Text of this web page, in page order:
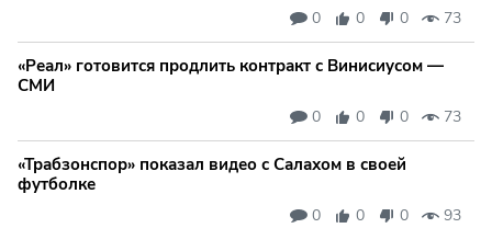
0 0 0 73
«Реал» готовится продлить контракт с Винисиусом —
СМИ
0 0 0 73
«Трабзонспор» показал видео с Салахом в своей
футболке
0 0 0 93